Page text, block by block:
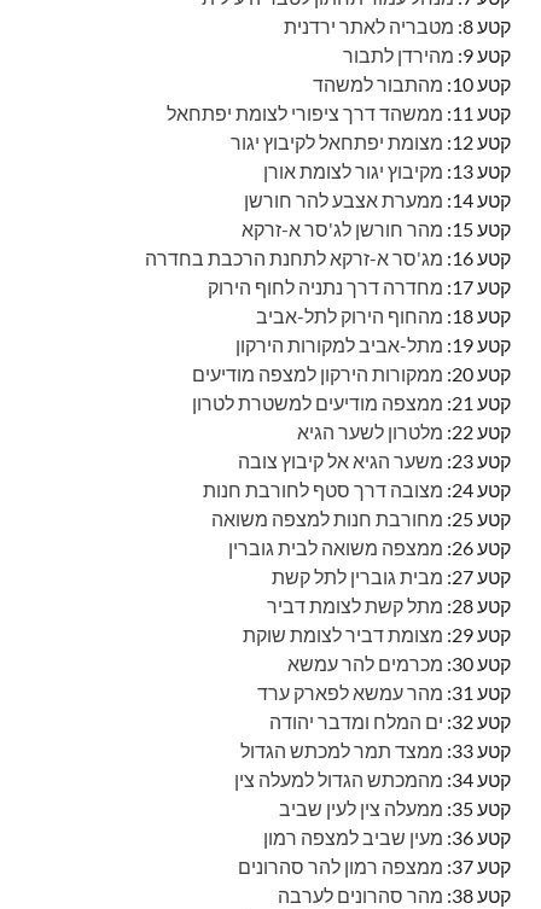
קטע 8:
מטבריה לאתר ירדנית
קטע 9:
מהירדן לתבור
קטע 10:
מהתבור למשהד
קטע 11:
ממשהד דרך ציפורי לצומת יפתחאל
קטע 12:
מצומת יפתחאל לקיבוץ יגור
קטע 13:
מקיבוץ יגור לצומת אורן
קטע 14:
ממערת אצבע להר חורשן
קטע 15:
מהר חורשן לג'סר א-זרקא
קטע 16:
מג'סר א-זרקא לתחנת הרכבת בחדרה
קטע 17:
מחדרה דרך נתניה לחוף הירוק
קטע 18:
מהחוף הירוק לתל-אביב
קטע 19:
מתל-אביב למקורות הירקון
קטע 20:
ממקורות הירקון למצפה מודיעים
קטע 21:
ממצפה מודיעים למשטרת לטרון
קטע 22:
מלטרון לשער הגיא
קטע 23:
משער הגיא אל קיבוץ צובה
קטע 24:
מצובה דרך סטף לחורבת חנות
קטע 25:
מחורבת חנות למצפה משואה
קטע 26:
ממצפה משואה לבית גוברין
קטע 27:
מבית גוברין לתל קשת
קטע 28:
מתל קשת לצומת דביר
קטע 29:
מצומת דביר לצומת שוקת
קטע 30:
מכרמים להר עמשא
קטע 31:
מהר עמשא לפארק ערד
קטע 32:
ים המלח ומדבר יהודה
קטע 33:
ממצד תמר למכתש הגדול
קטע 34:
מהמכתש הגדול למעלה צין
קטע 35:
ממעלה צין לעין שביב
קטע 36:
מעין שביב למצפה רמון
קטע 37:
ממצפה רמון להר סהרונים
קטע 38:
מהר סהרונים לערבה